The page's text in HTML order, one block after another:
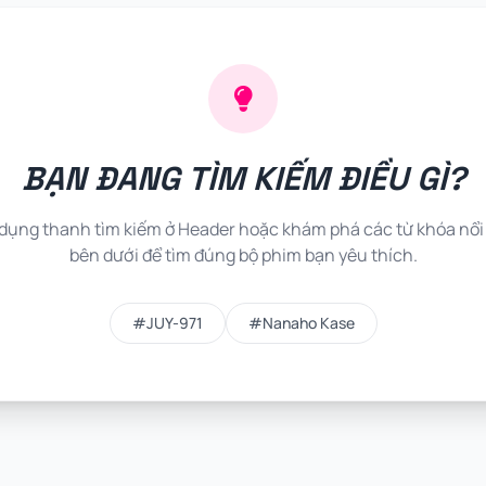
BẠN ĐANG TÌM KIẾM ĐIỀU GÌ?
thanh tìm kiếm ở Header hoặc khám phá các từ khóa
bên dưới để tìm đúng bộ phim bạn yêu thích.
#JUY-971 #Nanaho Kase